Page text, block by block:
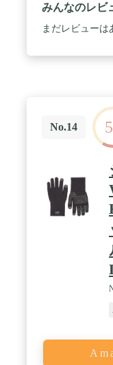
みんなのレビ
まだレビューは
No.14